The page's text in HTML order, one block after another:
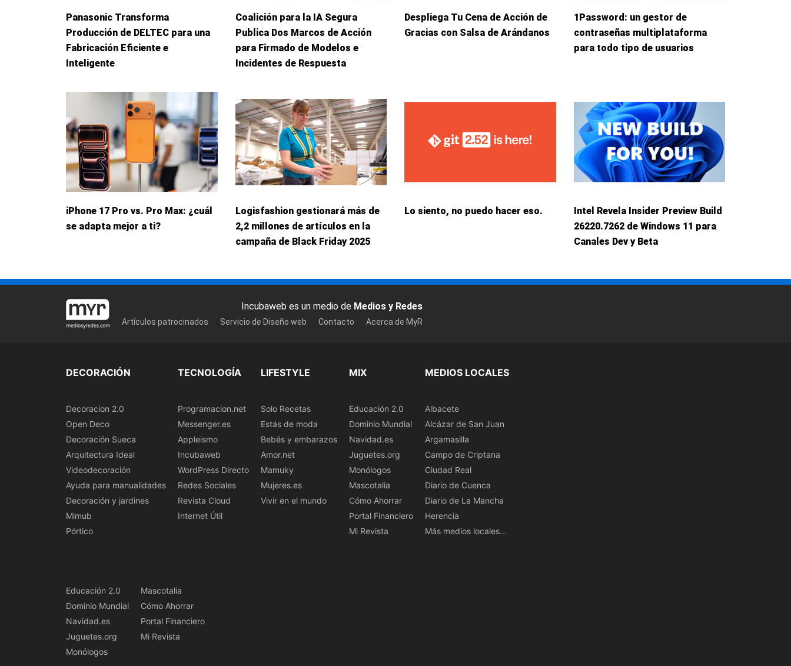
Panasonic Transforma
Producción de DELTEC para una
Fabricación Eficiente e
Inteligente
Coalición para la IA Segura
Publica Dos Marcos de Acción
para Firmado de Modelos e
Incidentes de Respuesta
Despliega Tu Cena de Acción de
Gracias con Salsa de Arándanos
1Password: un gestor de
contraseñas multiplataforma
para todo tipo de usuarios
iPhone 17 Pro vs. Pro Max: ¿cuál
se adapta mejor a ti?
Logisfashion gestionará más de
2,2 millones de artículos en la
campaña de Black Friday 2025
Lo siento, no puedo hacer eso.
Intel Revela Insider Preview Build
26220.7262 de Windows 11 para
Canales Dev y Beta
Incubaweb es un medio de Medios y Redes
Artículos patrocinados Servicio de Diseño web Contacto Acerca de MyR
DECORACIÓN
Decoracion 2.0
Open Deco
Decoración Sueca
Arquitectura Ideal
Videodecoración
Ayuda para manualidades
Decoración y jardines
Mimub
Pórtico
TECNOLOGÍA
Programacion.net
Messenger.es
Appleismo
Incubaweb
WordPress Directo
Redes Sociales
Revista Cloud
Internet Útil
LIFESTYLE
Solo Recetas
Estás de moda
Bebés y embarazos
Amor.net
Mamuky
Mujeres.es
Vivir en el mundo
MIX
Educación 2.0
Dominio Mundial
Navidad.es
Juguetes.org
Monólogos
Mascotalia
Cómo Ahorrar
Portal Financiero
Mi Revista
MEDIOS LOCALES
Albacete
Alcázar de San Juan
Argamasilla
Campo de Criptana
Ciudad Real
Diario de Cuenca
Diario de La Mancha
Herencia
Más medios locales...
Educación 2.0
Dominio Mundial
Navidad.es
Juguetes.org
Monólogos
Mascotalia
Cómo Ahorrar
Portal Financiero
Mi Revista